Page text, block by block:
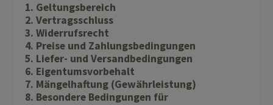
1. Geltungsbereich
2. Vertragsschluss
3. Widerrufsrecht
4. Preise und Zahlungsbedingungen
5. Liefer- und Versandbedingungen
6. Eigentumsvorbehalt
7. Mängelhaftung (Gewährleistung)
8. Besondere Bedingungen für